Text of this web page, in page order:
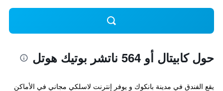
حول كابيتال أو 564 ناتشر بوتيك هوتل
يقع الفندق في مدينة بانكوك و يوفر إنترنت لاسلكي مجاني في الأماكن